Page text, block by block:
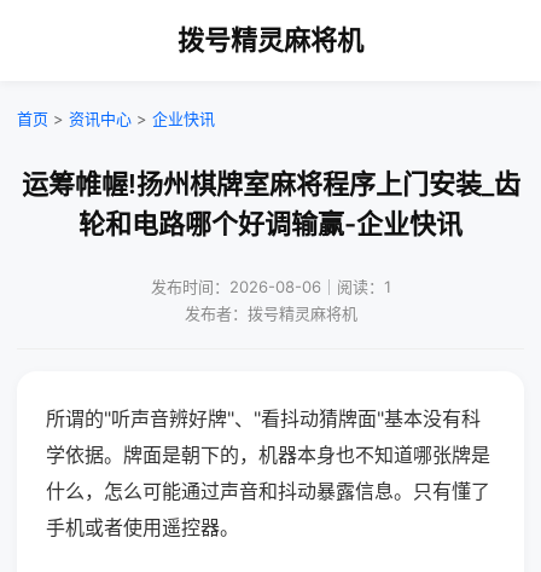
拨号精灵麻将机
首页 > 资讯中心 > 企业快讯
运筹帷幄!扬州棋牌室麻将程序上门安装_齿
轮和电路哪个好调输赢-企业快讯
发布时间：2026-08-06｜阅读：1
发布者：拨号精灵麻将机
所谓的"听声音辨好牌"、"看抖动猜牌面"基本没有科
学依据。牌面是朝下的，机器本身也不知道哪张牌是
什么，怎么可能通过声音和抖动暴露信息。只有懂了
手机或者使用遥控器。